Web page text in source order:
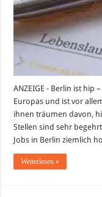
ANZEIGE - Berlin ist hip
Europas und ist vor
ihnen träumen davon,
Stellen sind sehr
Jobs in Berlin ziemlich
Weiterlesen »